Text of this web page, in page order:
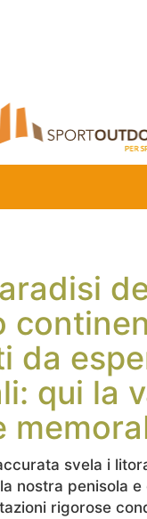
da
qui la
svela i
nostra penisola
rigorose